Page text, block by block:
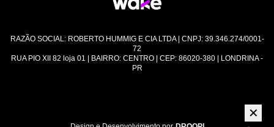
✕
RAZÃO SOCIAL: ROBERTO HUMMIG E CIA LTDA | CNPJ: 39.346.274/0001-
72
RUA PIO XII 82 loja 01 | BAIRRO: CENTRO | CEP: 86020-380 | LONDRINA -
PR